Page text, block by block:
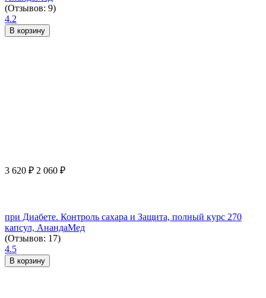
(Отзывов: 9)
4.2
В корзину
3 620 ₽ 2 060 ₽
при Диабете. Контроль сахара и Защита, полный курс 270
капсул, АнандаМед
(Отзывов: 17)
4.5
В корзину